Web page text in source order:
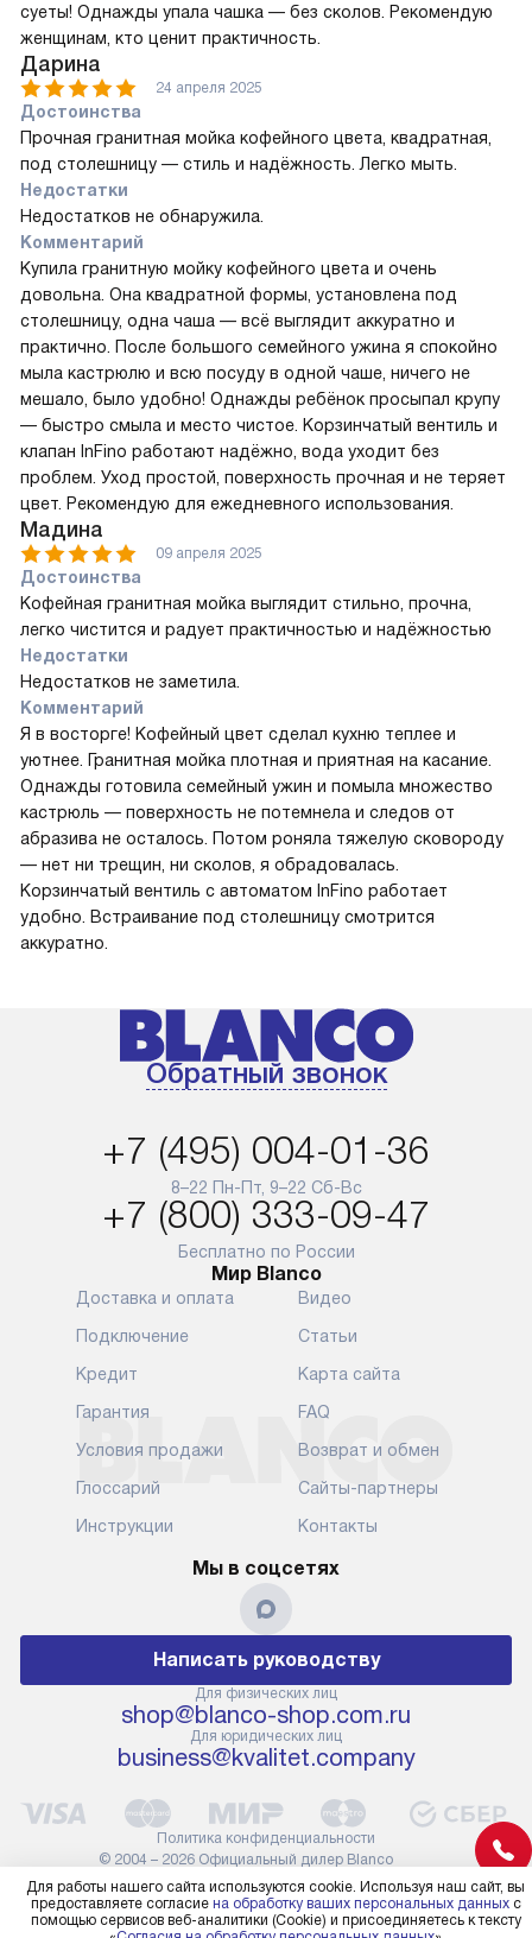
суеты! Однажды упала чашка — без сколов. Рекомендую
женщинам, кто ценит практичность.
Дарина
24 апреля 2025
Достоинства
Прочная гранитная мойка кофейного цвета, квадратная,
под столешницу — стиль и надёжность. Легко мыть.
Недостатки
Недостатков не обнаружила.
Комментарий
Купила гранитную мойку кофейного цвета и очень
довольна. Она квадратной формы, установлена под
столешницу, одна чаша — всё выглядит аккуратно и
практично. После большого семейного ужина я спокойно
мыла кастрюлю и всю посуду в одной чаше, ничего не
мешало, было удобно! Однажды ребёнок просыпал крупу
— быстро смыла и место чистое. Корзинчатый вентиль и
клапан InFino работают надёжно, вода уходит без
проблем. Уход простой, поверхность прочная и не теряет
цвет. Рекомендую для ежедневного использования.
Мадина
09 апреля 2025
Достоинства
Кофейная гранитная мойка выглядит стильно, прочна,
легко чистится и радует практичностью и надёжностью
Недостатки
Недостатков не заметила.
Комментарий
Я в восторге! Кофейный цвет сделал кухню теплее и
уютнее. Гранитная мойка плотная и приятная на касание.
Однажды готовила семейный ужин и помыла множество
кастрюль — поверхность не потемнела и следов от
абразива не осталось. Потом роняла тяжелую сковороду
— нет ни трещин, ни сколов, я обрадовалась.
Корзинчатый вентиль с автоматом InFino работает
удобно. Встраивание под столешницу смотрится
аккуратно.
Обратный звонок
+7 (495) 004-01-36
8–22 Пн-Пт, 9–22 Сб-Вс
+7 (800) 333-09-47
Бесплатно по России
Мир Blanco
Доставка и оплата
Подключение
Кредит
Гарантия
Условия продажи
Глоссарий
Инструкции
Видео
Статьи
Карта сайта
FAQ
Возврат и обмен
Сайты-партнеры
Контакты
Мы в соцсетях
Написать руководству
Для физических лиц
shop@blanco-shop.com.ru
Для юридических лиц
business@kvalitet.company
© 2004 – 2026 Официальный дилер Blanco
blanco-shop.com.ru «Kvalitet Trade, LLC»
Политика конфиденциальности
Для работы нашего сайта используются cookie. Используя наш сайт, вы
предоставляете согласие на обработку ваших персональных данныхс
помощью сервисов веб-аналитики (Cookie) и присоединяетесь к тексту